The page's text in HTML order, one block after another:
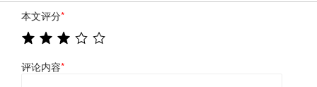
本文评分*
评论内容*